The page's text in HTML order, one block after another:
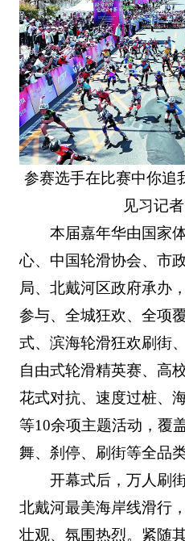
参赛选手在比赛中
见习记
本届嘉年华由国家
心、中国轮滑协会、市
局、北戴河区政府承办
参与、全城狂欢、全项
式、滨海轮滑狂欢刷街
自由式轮滑精英赛、高
花式对抗、速度过桩、
等10余项主题活动，覆
舞、刹停、刷街等全品类
开幕式后，万人刷
北戴河最美海岸线滑行
壮观、氛围热烈。紧随